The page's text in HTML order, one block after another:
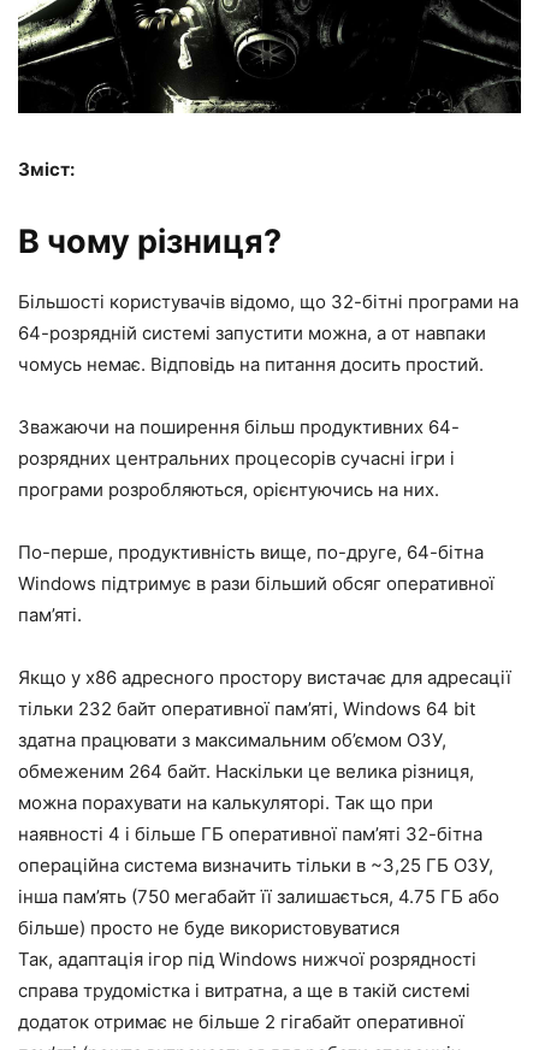
Зміст:
В чому різниця?
Більшості користувачів відомо, що 32-бітні програми на
64-розрядній системі запустити можна, а от навпаки
чомусь немає. Відповідь на питання досить простий.
Зважаючи на поширення більш продуктивних 64-
розрядних центральних процесорів сучасні ігри і
програми розробляються, орієнтуючись на них.
По-перше, продуктивність вище, по-друге, 64-бітна
Windows підтримує в рази більший обсяг оперативної
пам’яті.
Якщо у x86 адресного простору вистачає для адресації
тільки 232 байт оперативної пам’яті, Windows 64 bit
здатна працювати з максимальним об’ємом ОЗУ,
обмеженим 264 байт. Наскільки це велика різниця,
можна порахувати на калькуляторі. Так що при
наявності 4 і більше ГБ оперативної пам’яті 32-бітна
операційна система визначить тільки в ~3,25 ГБ ОЗУ,
інша пам’ять (750 мегабайт її залишається, 4.75 ГБ або
більше) просто не буде використовуватися
Так, адаптація ігор під Windows нижчої розрядності
справа трудомістка і витратна, а ще в такій системі
додаток отримає не більше 2 гігабайт оперативної